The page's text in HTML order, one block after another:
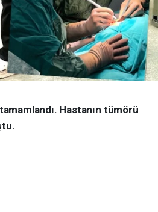
Hastanın tümörü